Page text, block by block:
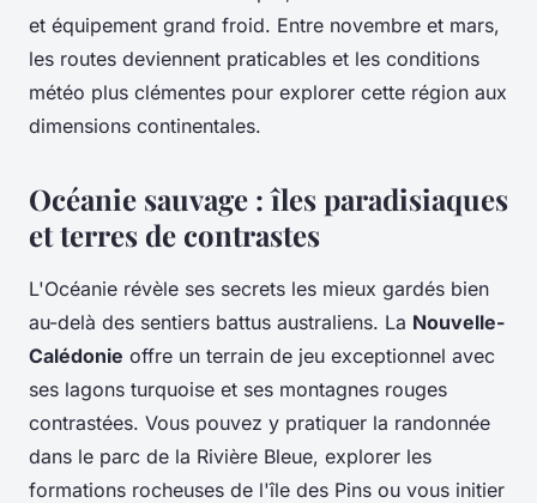
et équipement grand froid. Entre novembre et mars,
les routes deviennent praticables et les conditions
météo plus clémentes pour explorer cette région aux
dimensions continentales.
Océanie sauvage : îles paradisiaques
et terres de contrastes
L'Océanie révèle ses secrets les mieux gardés bien
au-delà des sentiers battus australiens. La Nouvelle-
Calédonie offre un terrain de jeu exceptionnel avec
ses lagons turquoise et ses montagnes rouges
contrastées. Vous pouvez y pratiquer la randonnée
dans le parc de la Rivière Bleue, explorer les
formations rocheuses de l'île des Pins ou vous initier